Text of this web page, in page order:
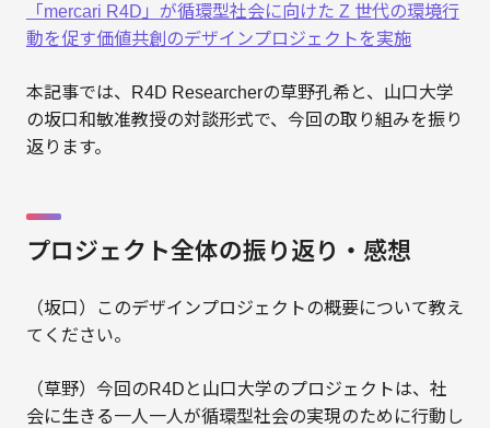
「mercari R4D」が循環型社会に向けた Z 世代の環境行
動を促す価値共創のデザインプロジェクトを実施
本記事では、R4D Researcherの草野孔希と、山口大学
の坂口和敏准教授の対談形式で、今回の取り組みを振り
返ります。
プロジェクト全体の振り返り・感想
（坂口）このデザインプロジェクトの概要について教え
てください。
（草野）今回のR4Dと山口大学のプロジェクトは、社
会に生きる一人一人が循環型社会の実現のために行動し